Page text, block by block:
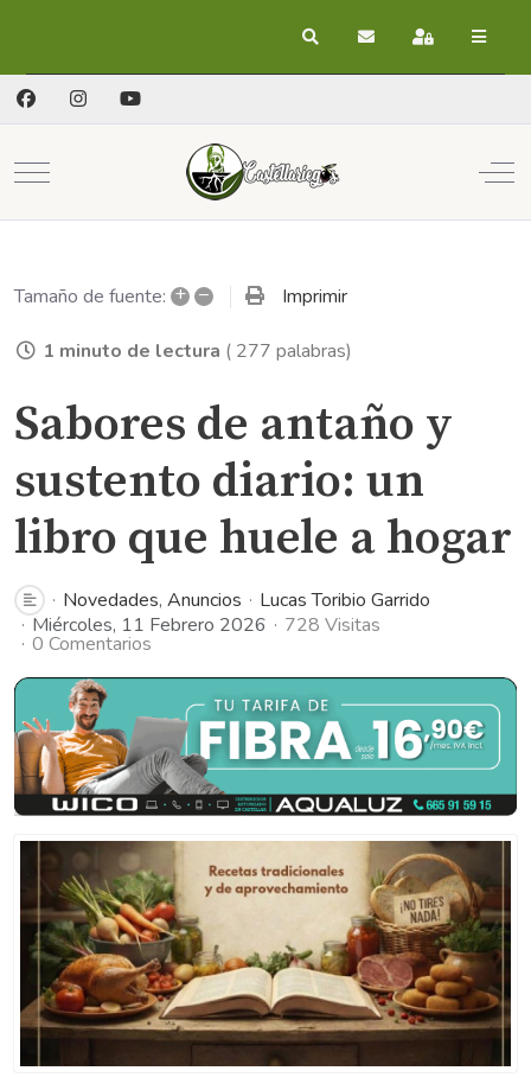
BuscarSuscribirse a las
Registrarse
Mobile Menu Toggle
Tamaño de fuente: + – Imprimir
1 minuto de lectura ( 277 palabras)
Sabores de antaño y
sustento diario: un
libro que huele a hogar
Novedades Anuncios
Lucas Toribio Garrido
Miércoles, 11 Febrero 2026
728 Visitas
0 Comentarios